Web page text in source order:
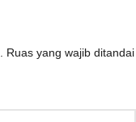
Ruas yang wajib ditandai